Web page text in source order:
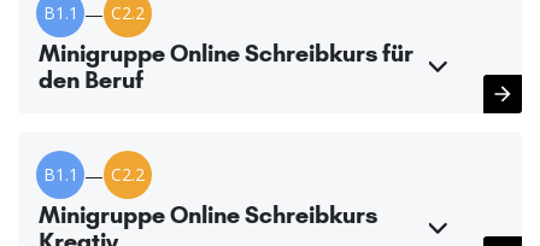
B1.1 — C2.2
Minigruppe Online Schreibkurs für
den Beruf
B1.1 — C2.2
Minigruppe Online Schreibkurs